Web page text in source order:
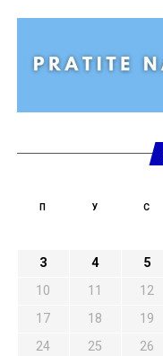
П У С
3
4 5
10
11 12
17
18 19
24
25 26